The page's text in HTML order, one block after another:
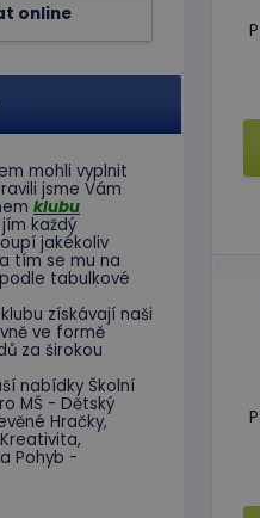
online
mohli vyplnit
jsme Vám
klubu
každý
jakékoliv
a tím se mu na
podle tabulkové
získávají naši
ve formě
za širokou
nabídky Školní
MŠ - Dětský
Hračky,
Kreativita,
a Pohyb -
_gcl_au